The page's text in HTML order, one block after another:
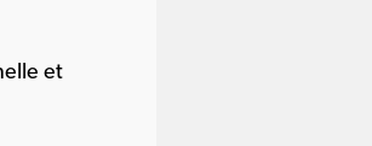
et